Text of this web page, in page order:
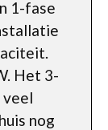
1-fase
Het 3-
veel
nog